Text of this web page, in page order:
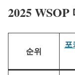
2025
순위
포